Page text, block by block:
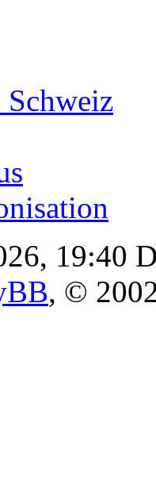
19:40
, ©